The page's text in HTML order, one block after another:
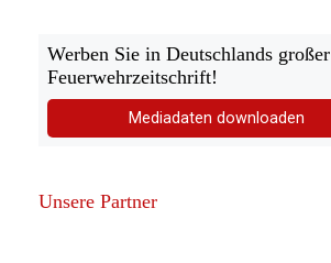
Werben Sie in Deutschlands großer
Feuerwehrzeitschrift!
Mediadaten downloaden
Unsere Partner